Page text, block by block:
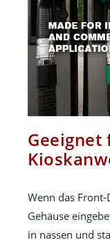
Wenn das
Gehäuse
in nassen und